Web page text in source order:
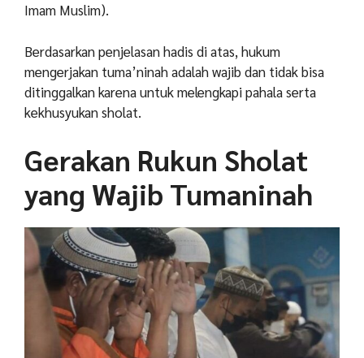
Imam Muslim).
Berdasarkan penjelasan hadis di atas, hukum
mengerjakan tuma’ninah adalah wajib dan tidak bisa
ditinggalkan karena untuk melengkapi pahala serta
kekhusyukan sholat.
Gerakan Rukun Sholat
yang Wajib Tumaninah